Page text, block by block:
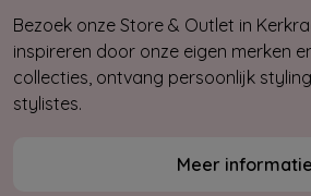
Bezoek onze Store & Outlet in
inspireren door onze eigen merken
collecties, ontvang persoonlijk
stylistes.
Meer informatie